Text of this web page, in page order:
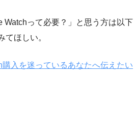
Watchって必要？」と思う方は以下
てほしい。
入を迷っているあなたへ伝えたい